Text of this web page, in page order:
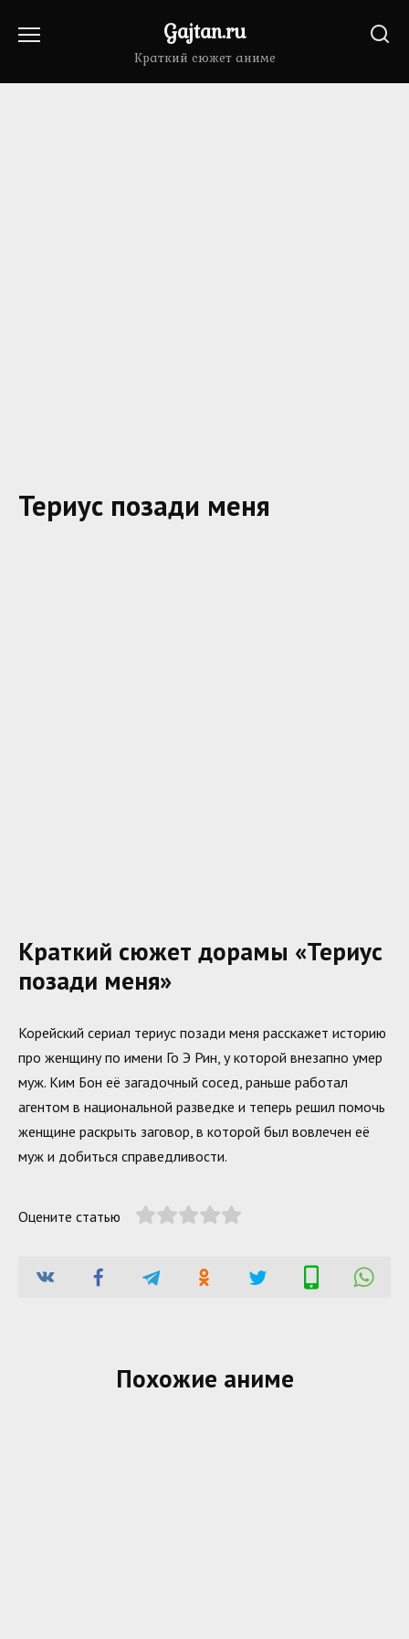
Gajtan.ru
Краткий сюжет аниме
Териус позади меня
Краткий сюжет дорамы «Териус
позади меня»
Корейский сериал териус позади меня расскажет историю
про женщину по имени Го Э Рин, у которой внезапно умер
муж. Ким Бон её загадочный сосед, раньше работал
агентом в национальной разведке и теперь решил помочь
женщине раскрыть заговор, в которой был вовлечен её
муж и добиться справедливости.
Оцените статью
Похожие аниме